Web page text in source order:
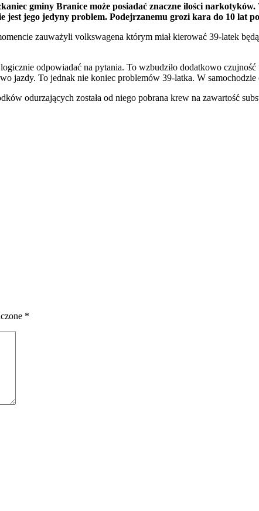
gminy Branice może posiadać znaczne ilości
jest jego jedyny problem. Podejrzanemu grozi kara do 10 lat
zauważyli volkswagena którym miał kierować 39-latek
odpowiadać na pytania. To wzbudziło dodatkowo
jazdy. To jednak nie koniec problemów 39-latka. W
odurzających została od niego pobrana krew na zawartość
*